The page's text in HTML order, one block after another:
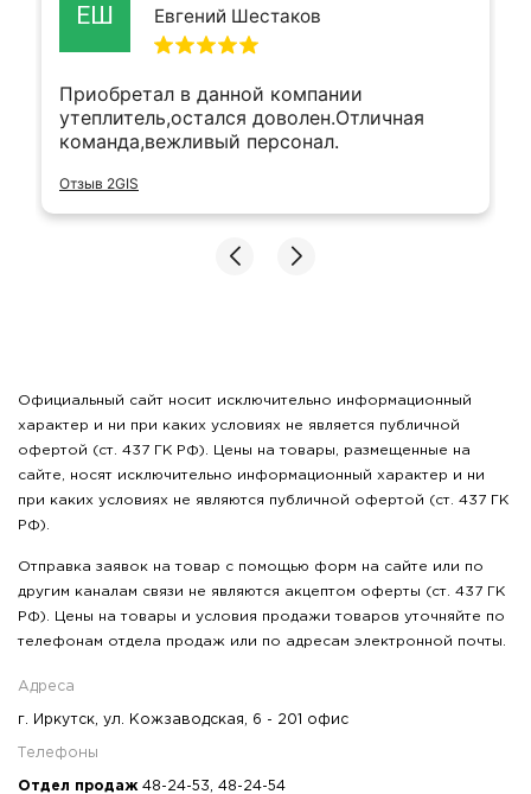
ЕШ Евгений Шестаков
Приобретал в данной компании
утеплитель,остался доволен.Отличная
команда,вежливый персонал.
Отзыв 2GIS
Официальный сайт носит исключительно информационный
характер и ни при каких условиях не является публичной
офертой (ст. 437 ГК РФ). Цены на товары, размещенные на
сайте, носят исключительно информационный характер и ни
при каких условиях не являются публичной офертой (ст. 437 ГК
РФ).
Отправка заявок на товар с помощью форм на сайте или по
другим каналам связи не являются акцептом оферты (ст. 437 ГК
РФ). Цены на товары и условия продажи товаров уточняйте по
телефонам отдела продаж или по адресам электронной почты.
Адреса
г. Иркутск, ул. Кожзаводская, 6 - 201 офис
Телефоны
Отдел продаж 48-24-53 48-24-54